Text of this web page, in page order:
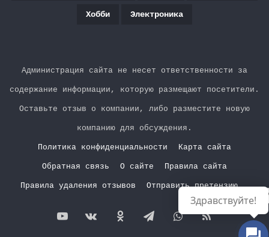
Хобби Электроника
Администрация сайта не несет ответственности за
содержание информации, которую размещают посетители.
Оставьте отзыв о компании, либо разместите новую
компанию для обсуждения.
Политика конфиденциальности Карта сайта
Обратная связь О сайте Правила сайта
Правила удаления отзывов
Отправить претензию
YouTubevk.comОдноклассники
TelegramWhatsApp
RSS
Здравствуйте!